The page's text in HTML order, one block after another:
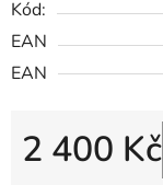
Kód:
EAN
EAN
2 400 Kč